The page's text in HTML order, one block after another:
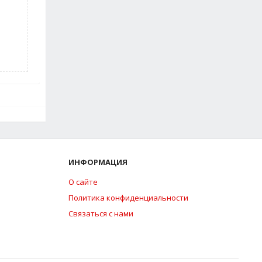
ИНФОРМАЦИЯ
О сайте
Политика конфиденциальности
Связаться с нами